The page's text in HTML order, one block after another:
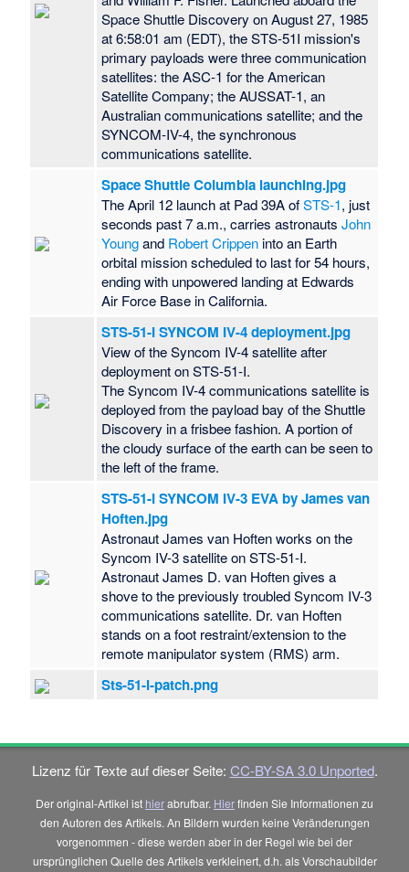
Space Shuttle Discovery on August 27, 1985
at 6:58:01 am (EDT), the STS-51I mission's
primary payloads were three communication
satellites: the ASC-1 for the American
Satellite Company; the AUSSAT-1, an
Australian communications satellite; and the
SYNCOM-IV-4, the synchronous
communications satellite.
Space Shuttle Columbia launching.jpg
The April 12 launch at Pad 39A ofSTS-1, just
seconds past 7 a.m., carries astronautsJohn
Youngand Robert Crippen into an Earth
orbital mission scheduled to last for 54 hours,
ending with unpowered landing at Edwards
Air Force Base in California.
STS-51-I SYNCOM IV-4 deployment.jpg
View of the Syncom IV-4 satellite after
deployment on STS-51-I.
The Syncom IV-4 communications satellite is
deployed from the payload bay of the Shuttle
Discovery in a frisbee fashion. A portion of
the cloudy surface of the earth can be seen to
the left of the frame.
STS-51-I SYNCOM IV-3 EVA by James van
Hoften.jpg
Astronaut James van Hoften works on the
Syncom IV-3 satellite on STS-51-I.
Astronaut James D. van Hoften gives a
shove to the previously troubled Syncom IV-3
communications satellite. Dr. van Hoften
stands on a foot restraint/extension to the
remote manipulator system (RMS) arm.
Sts-51-i-patch.png
Lizenz für Texte auf dieser Seite: CC-BY-SA 3.0 Unported.
Der original-Artikel ist hierabrufbar. Hierfinden Sie Informationen zu
den Autoren des Artikels. An Bildern wurden keine Veränderungen
vorgenommen - diese werden aber in der Regel wie bei der
ursprünglichen Quelle des Artikels verkleinert, d.h. als Vorschaubilder